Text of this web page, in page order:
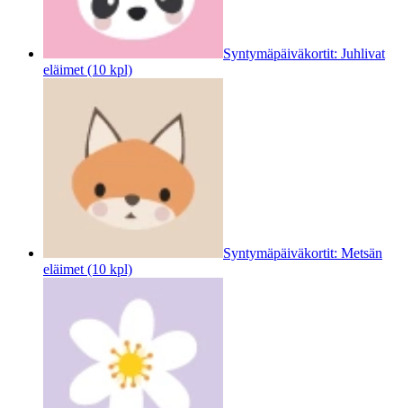
Syntymäpäiväkortit: Juhlivat
eläimet (10 kpl)
Syntymäpäiväkortit: Metsän
eläimet (10 kpl)